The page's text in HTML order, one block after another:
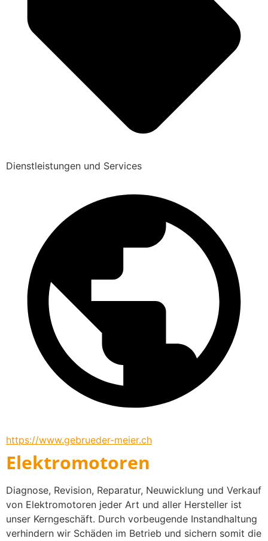
Dienstleistungen und Services
https://www.gebrueder-meier.ch
Elektromotoren
Diagnose, Revision, Reparatur, Neuwicklung und Verkauf
von Elektromotoren jeder Art und aller Hersteller ist
unser Kerngeschäft. Durch vorbeugende Instandhaltung
verhindern wir Schäden im Betrieb und sichern somit die